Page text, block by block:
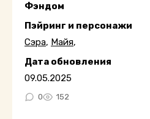
Фэндом
Пэйринг и персонажи
Сэра, Майя,
Дата обновления
09.05.2025
0 152